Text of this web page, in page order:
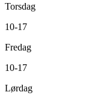
Torsdag
10-17
Fredag
10-17
Lørdag